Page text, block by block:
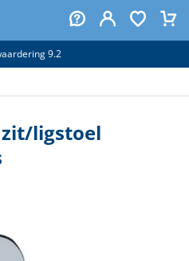
9.2
zit/ligstoel